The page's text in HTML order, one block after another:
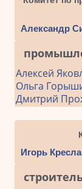
Александр
Алексей
Ольга
Дмитрий
Игорь